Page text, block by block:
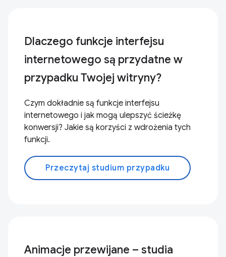
Dlaczego funkcje interfejsu
internetowego są przydatne w
przypadku Twojej witryny?
Czym dokładnie są funkcje interfejsu
internetowego i jak mogą ulepszyć ścieżkę
konwersji? Jakie są korzyści z wdrożenia tych
funkcji.
Przeczytaj studium przypadku
Animacje przewijane – studia